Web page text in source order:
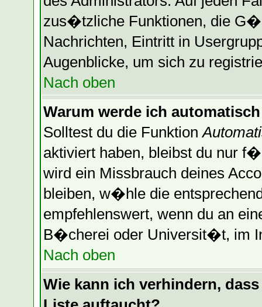
zus�tzliche Funktionen, die
Nachrichten, Eintritt in
Augenblicke, um sich zu
Nach oben
Warum werde ich
Solltest du die Funktion
aktiviert haben, bleibst du nur
wird ein Missbrauch deines
bleiben, w�hle die
empfehlenswert, wenn du an
B�cherei oder Universit�t, im
Nach oben
Wie kann ich verhindern,